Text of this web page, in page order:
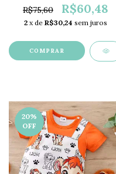
MF2139E
R$75,60 R$60,48
2 x de R$30,24 sem juros
COMPRAR
20%
OFF